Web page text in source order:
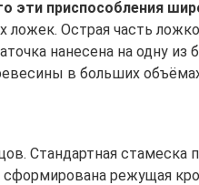
эти приспособления
ложек. Острая часть
нанесена на одну из
в больших
Стандартная стамеска
сформирована режущая